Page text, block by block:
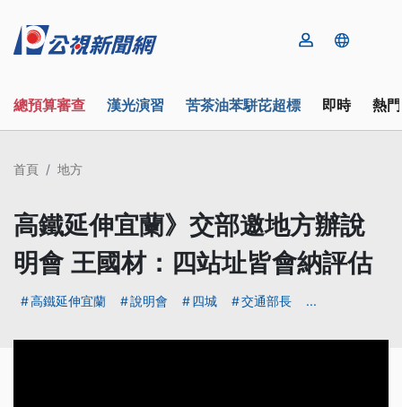
總預算審查 漢光演習 苦茶油苯駢芘超標 即時 熱
首頁 地方
高鐵延伸宜蘭》交部邀地方辦說
明會 王國材：四站址皆會納評估
高鐵延伸宜蘭 說明會 四城 交通部長 ...